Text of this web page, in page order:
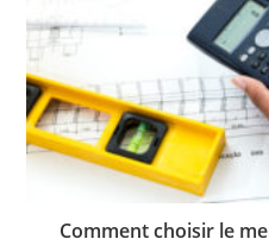
Comment choisir le